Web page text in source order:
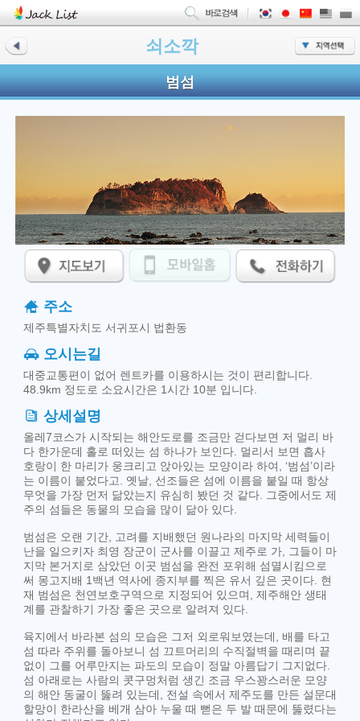
쇠소깍
범섬
주소
제주특별자치도 서귀포시 법환동
오시는길
대중교통편이 없어 렌트카를 이용하시는 것이 편리합니다.
48.9km 정도로 소요시간은 1시간 10분 입니다.
상세설명
올레7코스가 시작되는 해안도로를 조금만 걷다보면 저 멀리 바
다 한가운데 홀로 떠있는 섬 하나가 보인다. 멀리서 보면 흡사
호랑이 한 마리가 웅크리고 앉아있는 모양이라 하여, ‘범섬’이라
는 이름이 붙었다고. 옛날, 선조들은 섬에 이름을 붙일 때 항상
무엇을 가장 먼저 닮았는지 유심히 봤던 것 같다. 그중에서도 제
주의 섬들은 동물의 모습을 많이 닮아 있다.
범섬은 오랜 기간, 고려를 지배했던 원나라의 마지막 세력들이
난을 일으키자 최영 장군이 군사를 이끌고 제주로 가, 그들이 마
지막 본거지로 삼았던 이곳 범섬을 완전 포위해 섬멸시킴으로
써 몽고지배 1백년 역사에 종지부를 찍은 유서 깊은 곳이다. 현
재 범섬은 천연보호구역으로 지정되어 있으며, 제주해안 생태
계를 관찰하기 가장 좋은 곳으로 알려져 있다.
육지에서 바라본 섬의 모습은 그저 외로워보였는데, 배를 타고
섬 따라 주위를 돌아보니 섬 끄트머리의 수직절벽을 때리며 끝
없이 그를 어루만지는 파도의 모습이 정말 아름답기 그지없다.
섬 아래로는 사람의 콧구멍처럼 생긴 조금 우스꽝스러운 모양
의 해안 동굴이 뚫려 있는데, 전설 속에서 제주도를 만든 설문대
할망이 한라산을 베개 삼아 누울 때 뻗은 두 발 때문에 뚫렸다는